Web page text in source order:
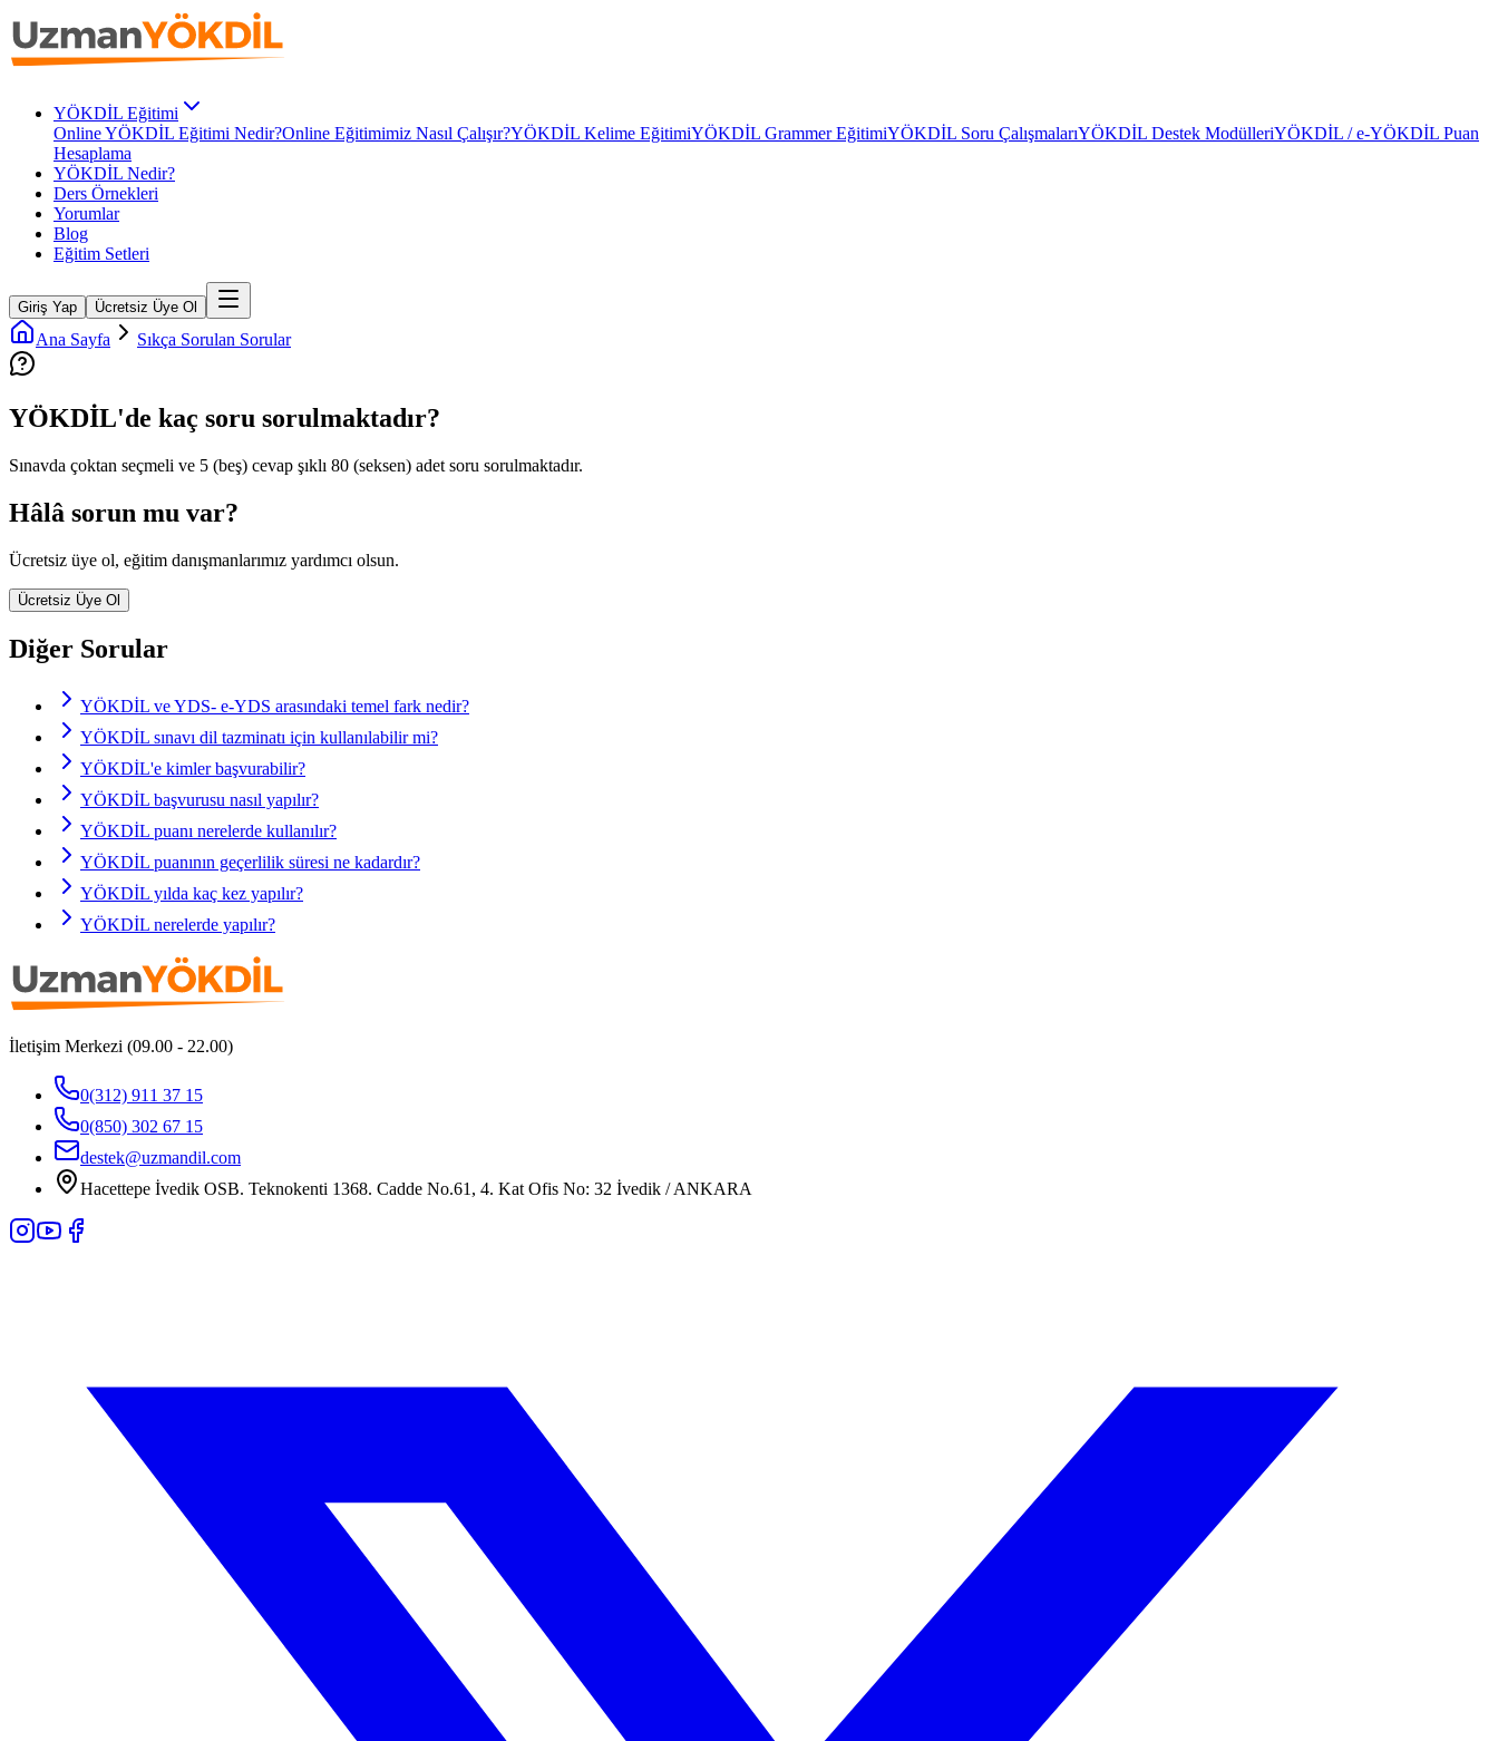
YÖKDİL Eğitimi
Online YÖKDİL Eğitimi Nedir?Online Eğitimimiz Nasıl Çalışır?YÖKDİL Kelime EğitimiYÖKDİL Grammer EğitimiYÖKDİL Soru ÇalışmalarıYÖKDİL Destek ModülleriYÖKDİL / e-YÖKDİL Puan
Hesaplama
YÖKDİL Nedir?
Ders Örnekleri
Yorumlar
Blog
Eğitim Setleri
Giriş Yap Ücretsiz Üye Ol
Ana Sayfa Sıkça Sorulan Sorular
YÖKDİL'de kaç soru sorulmaktadır?
Sınavda çoktan seçmeli ve 5 (beş) cevap şıklı 80 (seksen) adet soru sorulmaktadır.
Hâlâ sorun mu var?
Ücretsiz üye ol, eğitim danışmanlarımız yardımcı olsun.
Ücretsiz Üye Ol
Diğer Sorular
YÖKDİL ve YDS- e-YDS arasındaki temel fark nedir?
YÖKDİL sınavı dil tazminatı için kullanılabilir mi?
YÖKDİL'e kimler başvurabilir?
YÖKDİL başvurusu nasıl yapılır?
YÖKDİL puanı nerelerde kullanılır?
YÖKDİL puanının geçerlilik süresi ne kadardır?
YÖKDİL yılda kaç kez yapılır?
YÖKDİL nerelerde yapılır?
İletişim Merkezi (09.00 - 22.00)
0(312) 911 37 15
0(850) 302 67 15
destek@uzmandil.com
Hacettepe İvedik OSB. Teknokenti 1368. Cadde No.61, 4. Kat Ofis No: 32 İvedik / ANKARA